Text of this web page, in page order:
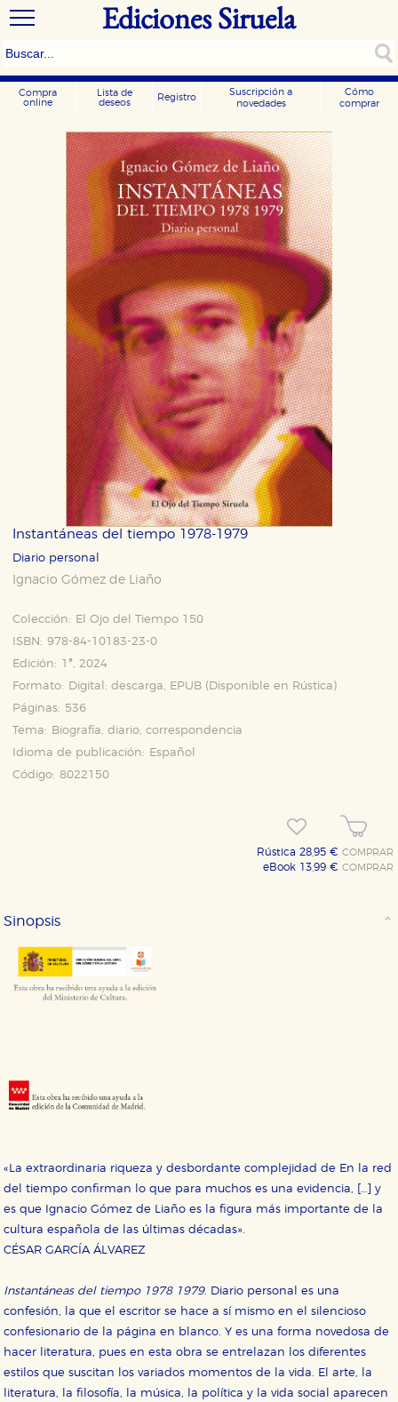
Ediciones Siruela
Compra
online
Lista de
deseos
Registro
Suscripción a
novedades
Cómo
comprar
Instantáneas del tiempo 1978-1979
Diario personal
Ignacio Gómez de Liaño
Colección:
El Ojo del Tiempo 150
ISBN: 978-84-10183-23-0
Edición: 1ª, 2024
Formato:
Digital: descarga, EPUB (Disponible en Rústica )
Páginas: 536
Tema:
Biografía, diario, correspondencia
Idioma de publicación:
Español
Código: 8022150
Rústica 28,95 €COMPRAR
eBook 13,99 €COMPRAR
Sinopsis
«La extraordinaria riqueza y desbordante complejidad de En la red
del tiempo confirman lo que para muchos es una evidencia, […] y
es que Ignacio Gómez de Liaño es la figura más importante de la
cultura española de las últimas décadas».
CÉSAR GARCÍA ÁLVAREZ
Instantáneas del tiempo 1978 1979. Diario personal es una
confesión, la que el escritor se hace a sí mismo en el silencioso
confesionario de la página en blanco. Y es una forma novedosa de
hacer literatura, pues en esta obra se entrelazan los diferentes
estilos que suscitan los variados momentos de la vida. El arte, la
literatura, la filosofía, la música, la política y la vida social aparecen